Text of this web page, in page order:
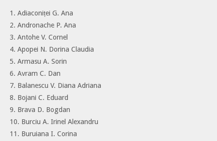
1. Adiaconiței G. Ana
2. Andronache P. Ana
3. Antohe V. Cornel
4. Apopei N. Dorina Claudia
5. Armasu A. Sorin
6. Avram C. Dan
7. Balanescu V. Diana Adriana
8. Bojani C. Eduard
9. Brava D. Bogdan
10. Burciu A. Irinel Alexandru
11. Buruiana I. Corina